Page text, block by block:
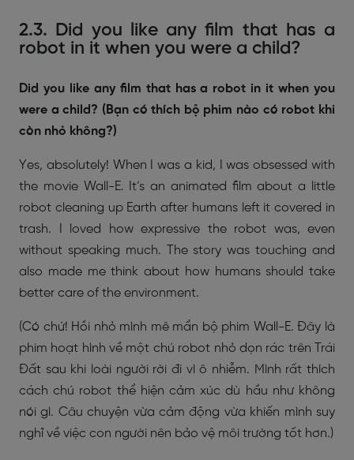
2.3. Did you like any film that has a
robot in it when you were a child?
Did you like any film that has a robot in it when you
were a child? (Bạn có thích bộ phim nào có robot khi
còn nhỏ không?)
Yes, absolutely! When I was a kid, I was obsessed with
the movie Wall-E. It’s an animated film about a little
robot cleaning up Earth after humans left it covered in
trash. I loved how expressive the robot was, even
without speaking much. The story was touching and
also made me think about how humans should take
better care of the environment.
(Có chứ! Hồi nhỏ mình mê mẩn bộ phim Wall-E. Đây là
phim hoạt hình về một chú robot nhỏ dọn rác trên Trái
Đất sau khi loài người rời đi vì ô nhiễm. Mình rất thích
cách chú robot thể hiện cảm xúc dù hầu như không
nói gì. Câu chuyện vừa cảm động vừa khiến mình suy
nghĩ về việc con người nên bảo vệ môi trường tốt hơn.)